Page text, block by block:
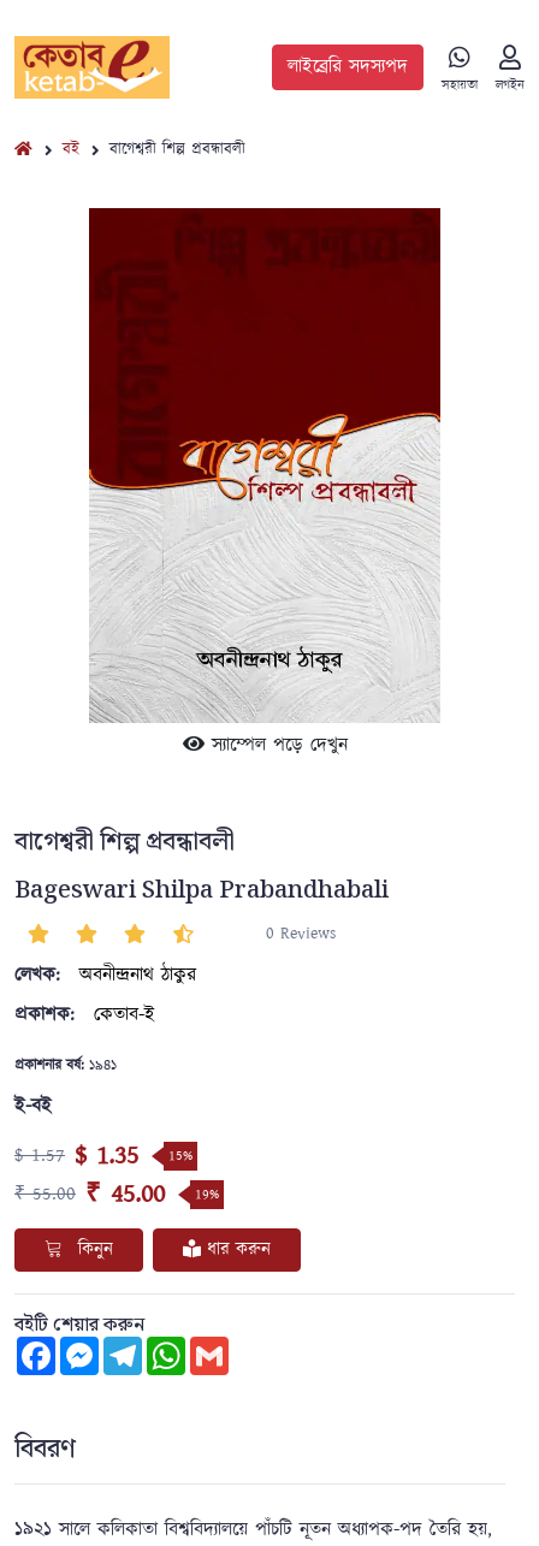
লাইব্রেরি সদস্যপদ
সহায়তা লগইন
বই বাগেশ্বরী শিল্প প্রবন্ধাবলী
স্যাম্পেল পড়ে দেখুন
বাগেশ্বরী শিল্প প্রবন্ধাবলী
Bageswari Shilpa Prabandhabali
0 Reviews
লেখক:
অবনীন্দ্রনাথ ঠাকুর
প্রকাশক:
কেতাব-ই
প্রকাশনার বর্ষ: ১৯৪১
ই-বই
$ 1.57 $ 1.35 15%
₹ 55.00 ₹ 45.00 19%
কিনুন ধার করুন
বইটি শেয়ার করুন
FacebookMessengerTelegramWhatsApp
বিবরণ
১৯২১ সালে কলিকাতা বিশ্ববিদ্যালয়ে পাঁচটি নূতন অধ্যাপক-পদ তৈরি হয়,